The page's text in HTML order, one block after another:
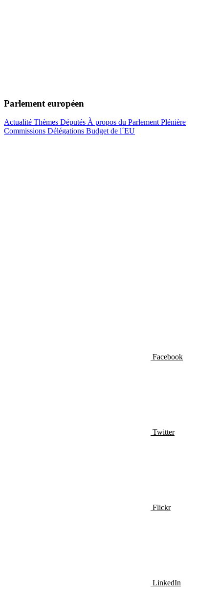
Parlement européen
Actualité Thèmes Députés À propos du Parlement Plénière
Commissions Délégations Budget de l´EU
Facebook
Twitter
Flickr
LinkedIn